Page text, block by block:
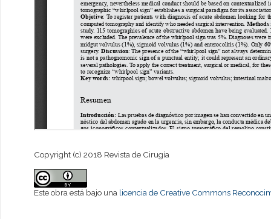
Copyright (c) 2018 Revista de Cirugía
Este obra está bajo una licencia de Creative Commons